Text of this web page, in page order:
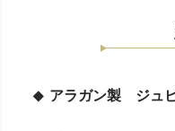
アラガン製 ジュ